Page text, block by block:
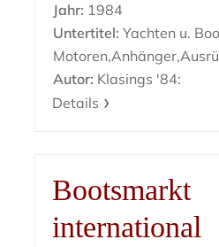
Jahr: 1984
Untertitel: Yachten u.
Autor: Klasings '84:
Details
Bootsmarkt
international